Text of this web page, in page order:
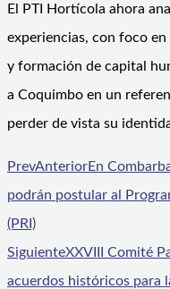
El PTI Hortícola ahora
experiencias, con foco
y formación de capital
a Coquimbo en un
perder de vista su
PrevAnteriorEn
podrán postular al
(PRI)
SiguienteXXVIII Comité
acuerdos históricos para